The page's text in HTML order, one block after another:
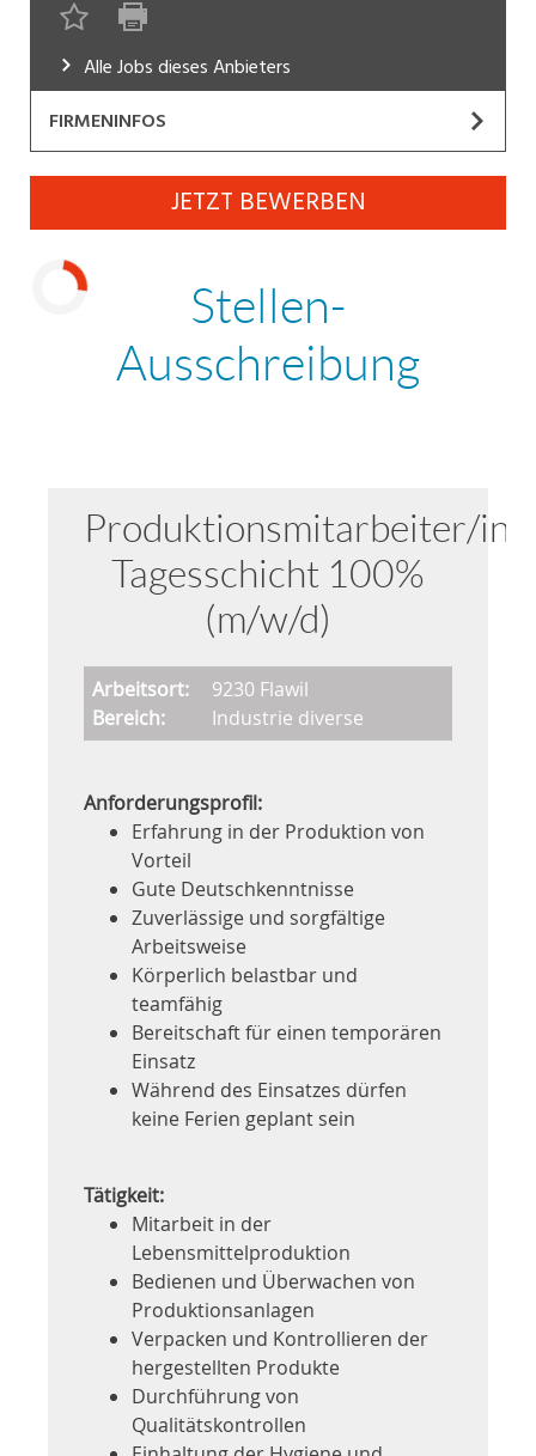
Industrie, Maschinenbau, Anlagenbau,
Produktion
Informatik, Telekommunikation
Kaufm. Berufe, Kundendienst, Verwaltung
Körperpflege, Wellness
Mechanik, Elektronik, Optik, Textil (Fertigung)
Medizin, Gesundheitswesen, Pflege
Alle Jobs dieses Anbieters
FIRMENINFOS
JOBPROFI GmbH
www.jobprofi.chWir sind eine erfolgreiche
Personalberatung für Temporär- und Dauerstellen in
der ganzen Ostschweiz, die sich auf die Vermittlung
von Personal aus Industrie, Technik, Bau und Büro
JETZT BEWERBEN